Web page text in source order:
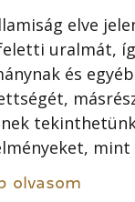
elve
uralmát,
és
mint
olvasom